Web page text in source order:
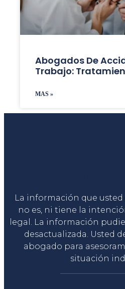
Abogados De
Trabajo:
MAS »
La información que
no es, ni tiene la
legal. La información
desactualizada. Usted
abogado para
situación